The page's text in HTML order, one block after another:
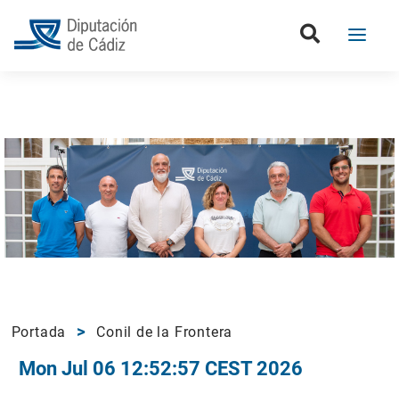
Portada Conil de la Frontera
Mon Jul 06 12:52:57 CEST 2026